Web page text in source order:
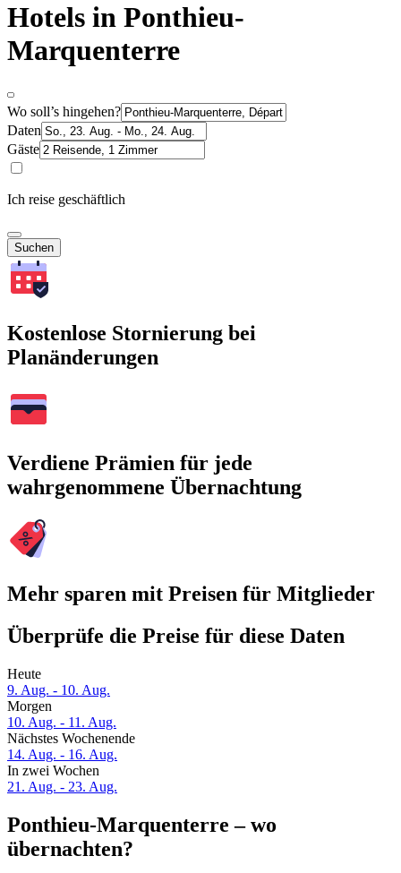
Hotels in Ponthieu-
Marquenterre
Wo soll’s hingehen?
Daten
Gäste
Ich reise geschäftlich
Suchen
Kostenlose Stornierung bei
Planänderungen
Verdiene Prämien für jede
wahrgenommene Übernachtung
Mehr sparen mit Preisen für Mitglieder
Überprüfe die Preise für diese Daten
Heute
9. Aug. - 10. Aug.
Morgen
10. Aug. - 11. Aug.
Nächstes Wochenende
14. Aug. - 16. Aug.
In zwei Wochen
21. Aug. - 23. Aug.
Ponthieu-Marquenterre – wo
übernachten?